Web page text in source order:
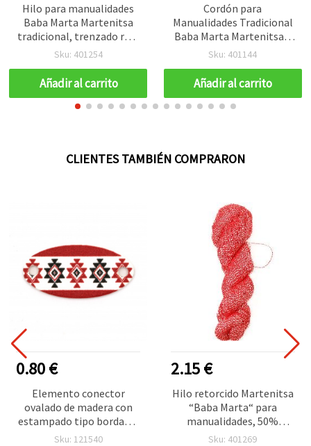
Hilo para manualidades
Baba Marta Martenitsa
tradicional, trenzado rojo
y blanco, 100% acrílico,
Sku: 401254
Añadir al carrito
Cordón para
Manualidades Tradicional
Baba Marta Martenitsa –
70% Acrílico, 20%
Lurex Metálico, Trenzado
Rojo y Blanco, 100 g / 120
m
Sku: 401144
Añadir al carrito
CLIENTES TAMBIÉN COMPRARON
0.80 €
Elemento conector
ovalado de madera con
estampado tipo bordado,
30x15x2 mm, agujero: 2
Sku: 121540
2.15 €
Hilo retorcido Martenitsa
“Baba Marta“ para
manualidades, 50%
acrílico, 50% poliéster,
Sku: 401269